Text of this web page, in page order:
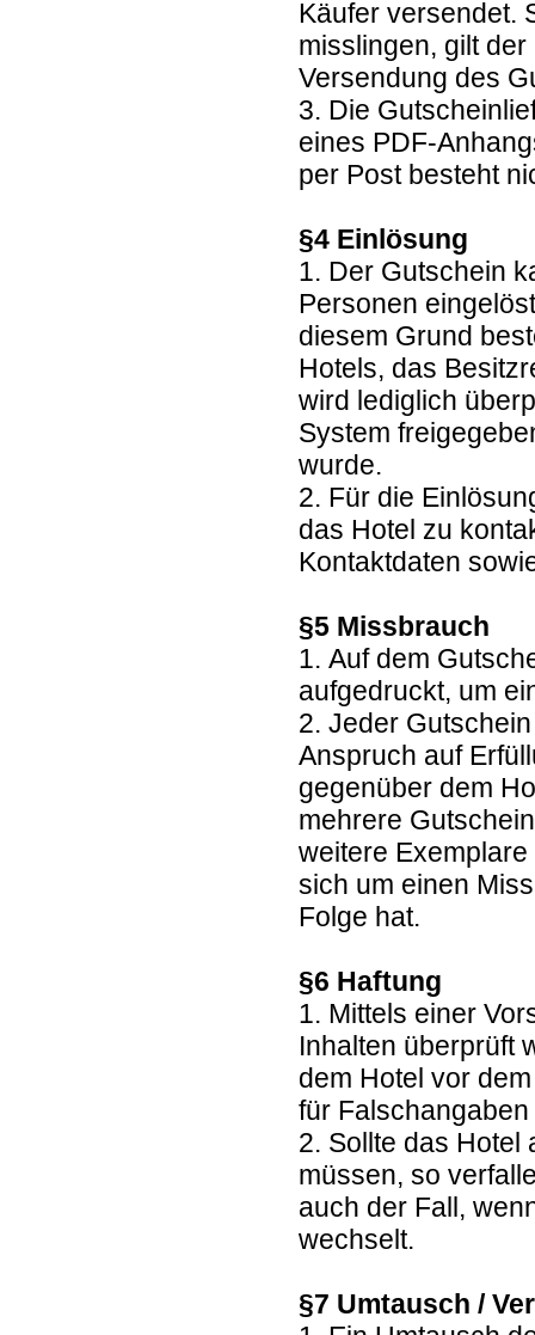
Käufer versendet.
misslingen, gilt
Versendung des
3. Die
eines PDF-
per Post besteht
§4 Einlösung
1. Der Gutschein
Personen
diesem Grund
Hotels, das
wird lediglich
System
wurde.
2. Für die
das Hotel zu
Kontaktdaten
§5 Missbrauch
1. Auf dem
aufgedruckt, um
2. Jeder
Anspruch auf
gegenüber dem
mehrere
weitere
sich um einen
Folge hat.
§6 Haftung
1. Mittels einer
Inhalten überprüft
dem Hotel vor
für
2. Sollte das Hotel
müssen, so
auch der Fall,
wechselt.
§7 Umtausch /